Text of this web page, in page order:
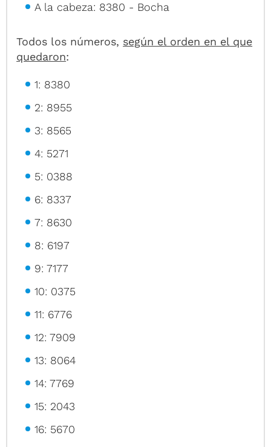
A la cabeza: 8380 - Bocha
Todos los números, según el orden en el que
quedaron:
1: 8380
2: 8955
3: 8565
4: 5271
5: 0388
6: 8337
7: 8630
8: 6197
9: 7177
10: 0375
11: 6776
12: 7909
13: 8064
14: 7769
15: 2043
16: 5670